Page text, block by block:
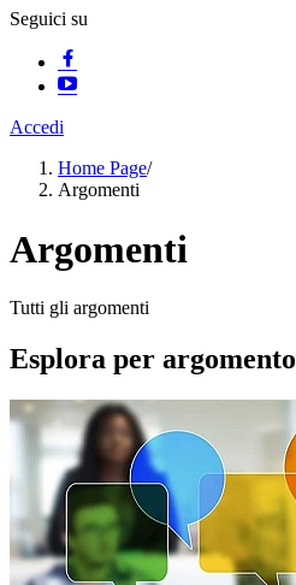
Seguici su
Accedi
Home Page/
Argomenti
Argomenti
Tutti gli argomenti
Esplora per argomento